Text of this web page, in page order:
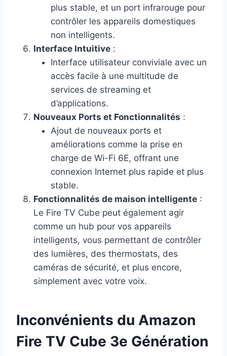
plus stable, et un port infrarouge pour
contrôler les appareils domestiques
non intelligents.
Interface Intuitive :
Interface utilisateur conviviale avec un
accès facile à une multitude de
services de streaming et
d’applications.
Nouveaux Ports et Fonctionnalités :
Ajout de nouveaux ports et
améliorations comme la prise en
charge de Wi-Fi 6E, offrant une
connexion Internet plus rapide et plus
stable.
Fonctionnalités de maison intelligente :
Le Fire TV Cube peut également agir
comme un hub pour vos appareils
intelligents, vous permettant de contrôler
des lumières, des thermostats, des
caméras de sécurité, et plus encore,
simplement avec votre voix.
Inconvénients du Amazon
Fire TV Cube 3e Génération